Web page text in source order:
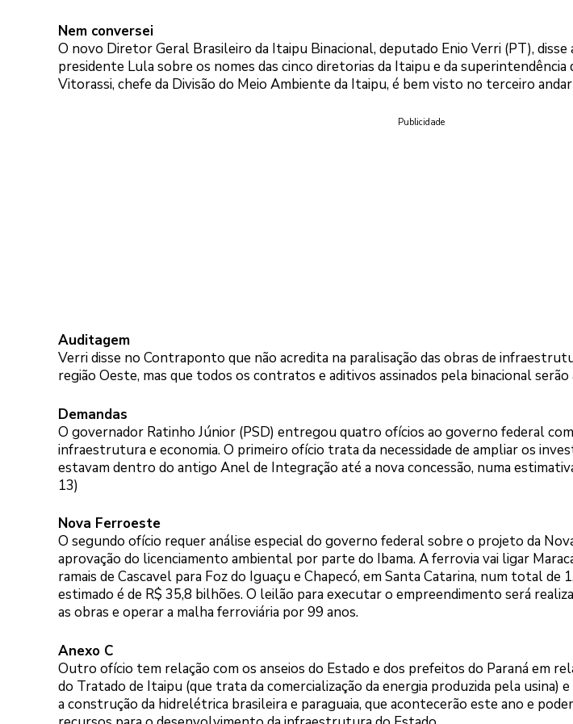
Nem conversei
O novo Diretor Geral Brasileiro da Itaipu Binacional, deputado Enio Verri (PT), disse
presidente Lula sobre os nomes das cinco diretorias da Itaipu e da superintendência
Vitorassi, chefe da Divisão do Meio Ambiente da Itaipu, é bem visto no terceiro
Publicidade
Auditagem
Verri disse no Contraponto que não acredita na paralisação das obras de
região Oeste, mas que todos os contratos e aditivos assinados pela binacional serão
Demandas
O governador Ratinho Júnior (PSD) entregou quatro ofícios ao governo federal com
infraestrutura e economia. O primeiro ofício trata da necessidade de ampliar os
estavam dentro do antigo Anel de Integração até a nova concessão, numa
13)
Nova Ferroeste
O segundo ofício requer análise especial do governo federal sobre o projeto da
aprovação do licenciamento ambiental por parte do Ibama. A ferrovia vai ligar
ramais de Cascavel para Foz do Iguaçu e Chapecó, em Santa Catarina, num total
estimado é de R$ 35,8 bilhões. O leilão para executar o empreendimento será
as obras e operar a malha ferroviária por 99 anos.
Anexo C
Outro ofício tem relação com os anseios do Estado e dos prefeitos do Paraná em
do Tratado de Itaipu (que trata da comercialização da energia produzida pela usina)
a construção da hidrelétrica brasileira e paraguaia, que acontecerão este ano e